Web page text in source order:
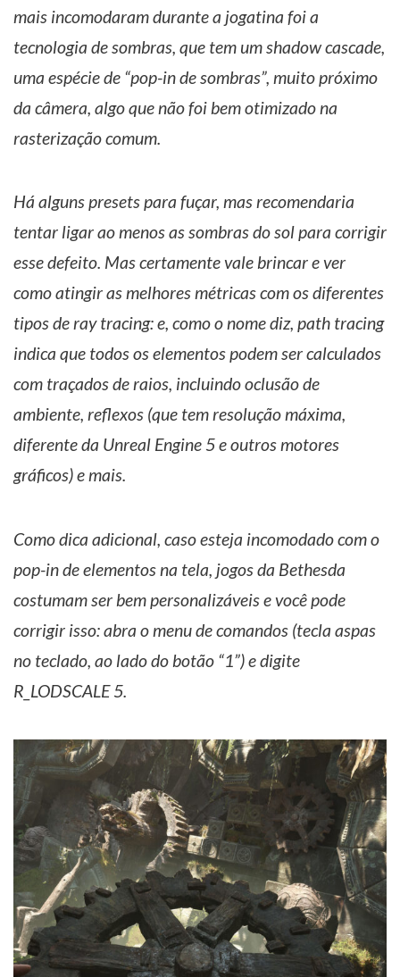
mais incomodaram durante a jogatina foi a
tecnologia de sombras, que tem um shadow cascade,
uma espécie de “pop-in de sombras”, muito próximo
da câmera, algo que não foi bem otimizado na
rasterização comum.
Há alguns presets para fuçar, mas recomendaria
tentar ligar ao menos as sombras do sol para corrigir
esse defeito. Mas certamente vale brincar e ver
como atingir as melhores métricas com os diferentes
tipos de ray tracing: e, como o nome diz, path tracing
indica que todos os elementos podem ser calculados
com traçados de raios, incluindo oclusão de
ambiente, reflexos (que tem resolução máxima,
diferente da Unreal Engine 5 e outros motores
gráficos) e mais.
Como dica adicional, caso esteja incomodado com o
pop-in de elementos na tela, jogos da Bethesda
costumam ser bem personalizáveis e você pode
corrigir isso: abra o menu de comandos (tecla aspas
no teclado, ao lado do botão “1”) e digite
R_LODSCALE 5.